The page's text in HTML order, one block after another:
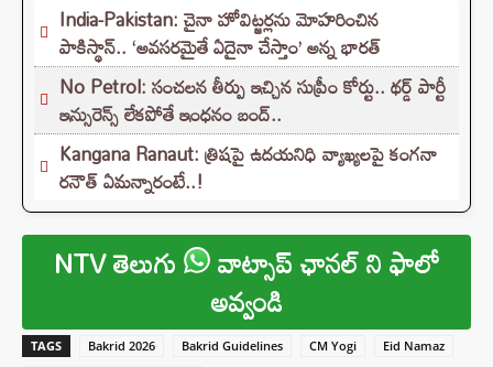
India-Pakistan: చైనా హోవిట్జర్లను మోహరించిన
పాకిస్థాన్.. ‘అవసరమైతే ఏదైనా చేస్తాం’ అన్న భారత్
No Petrol: సంచలన తీర్పు ఇచ్చిన సుప్రీం కోర్టు.. థర్డ్ పార్టీ
ఇన్సురెన్స్ లేకపోతే ఇంధనం బంద్..
Kangana Ranaut: త్రిషపై ఉదయనిధి వ్యాఖ్యలపై కంగనా
రనౌత్ ఏమన్నారంటే..!
NTV తెలుగు వాట్సాప్ ఛానల్ ని ఫాలో
అవ్వండి
TAGS Bakrid 2026 Bakrid Guidelines CM Yogi
Eid Namaz